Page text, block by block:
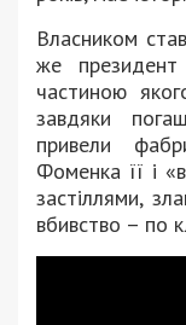
Власником
же
частиною
завдяки
привели
Фоменка її і
застіллями,
вбивство – по